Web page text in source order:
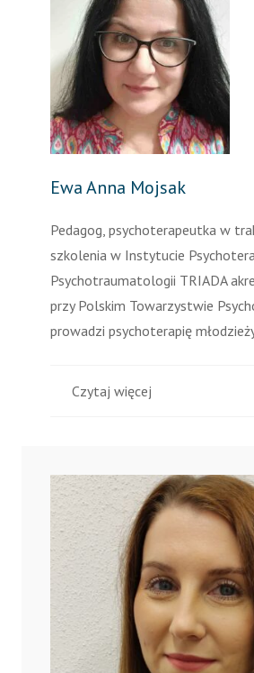
Ewa Anna Mojsak
Pedagog, psychoterapeutka w
szkolenia w Instytucie
Psychotraumatologii TRIADA
przy Polskim Towarzystwie
prowadzi psychoterapię
Czytaj więcej